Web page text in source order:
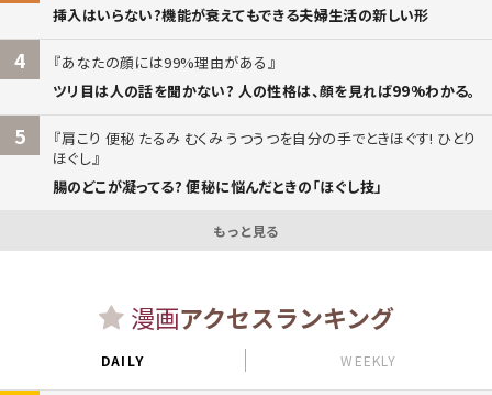
挿入はいらない?機能が衰えてもできる夫婦生活の新しい形
4
あなたの顔には99%理由がある
ツリ目は人の話を聞かない? 人の性格は、顔を見れば99%わかる。
5
肩こり 便秘 たるみ むくみ うつうつを自分の手でときほぐす! ひとり
ほぐし
腸のどこが凝ってる? 便秘に悩んだときの「ほぐし技」
もっと見る
漫画アクセスランキング
DAILY WEEKLY